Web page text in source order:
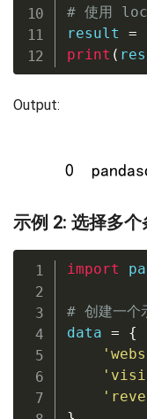
# 使用
result =
print (
Output:
示例 2: 选择多
import
# 创建一个
data =
{